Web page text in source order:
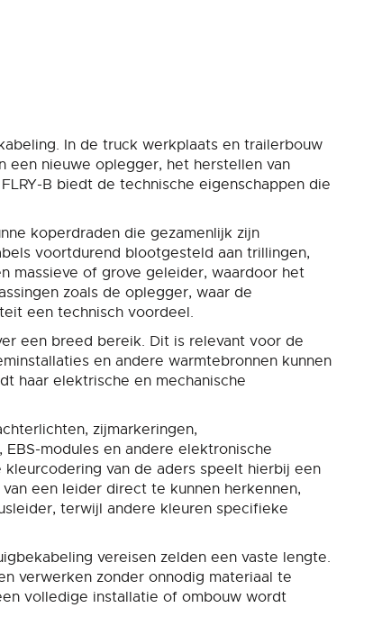
In de truck werkplaats en trailerbouw
nieuwe oplegger, het herstellen van
B biedt de technische eigenschappen die
koperdraden die gezamenlijk zijn
voortdurend blootgesteld aan trillingen,
massieve of grove geleider, waardoor het
zoals de oplegger, waar de
een technisch voordeel.
een breed bereik. Dit is relevant voor de
en andere warmtebronnen kunnen
haar elektrische en mechanische
zijmarkeringen,
modules en andere elektronische
van de aders speelt hierbij een
een leider direct te kunnen herkennen,
terwijl andere kleuren specifieke
vereisen zelden een vaste lengte.
verwerken zonder onnodig materiaal te
volledige installatie of ombouw wordt